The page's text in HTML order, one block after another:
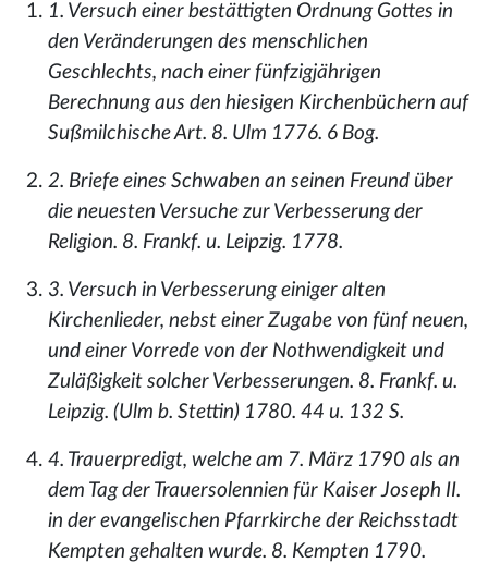
1. Versuch einer bestättigten Ordnung Gottes in
den Veränderungen des menschlichen
Geschlechts, nach einer fünfzigjährigen
Berechnung aus den hiesigen Kirchenbüchern auf
Sußmilchische Art. 8. Ulm 1776. 6 Bog.
2. Briefe eines Schwaben an seinen Freund über
die neuesten Versuche zur Verbesserung der
Religion. 8. Frankf. u. Leipzig. 1778.
3. Versuch in Verbesserung einiger alten
Kirchenlieder, nebst einer Zugabe von fünf neuen,
und einer Vorrede von der Nothwendigkeit und
Zuläßigkeit solcher Verbesserungen. 8. Frankf. u.
Leipzig. (Ulm b. Stettin) 1780. 44 u. 132 S.
4. Trauerpredigt, welche am 7. März 1790 als an
dem Tag der Trauersolennien für Kaiser Joseph II.
in der evangelischen Pfarrkirche der Reichsstadt
Kempten gehalten wurde. 8. Kempten 1790.